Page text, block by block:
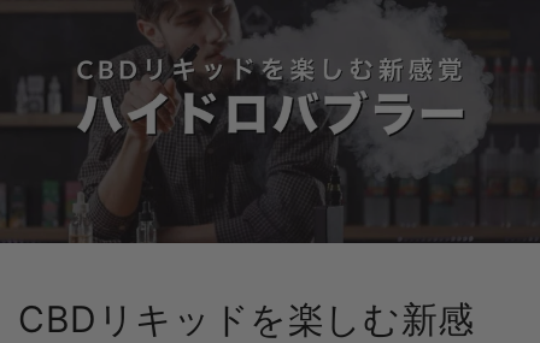
CBDリキッドを楽しむ新感